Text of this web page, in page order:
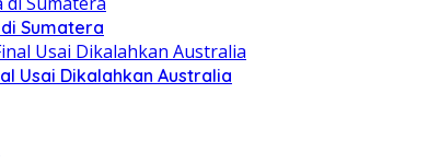
Sumatera
Usai Dikalahkan Australia